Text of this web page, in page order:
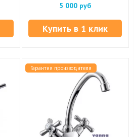
5 000 руб
Купить в 1 клик
Гарантия производителя